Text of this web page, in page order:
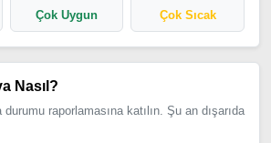
Çok Uygun Çok Sıcak
Nasıl?
raporlamasına katılın. Şu an dışarıda